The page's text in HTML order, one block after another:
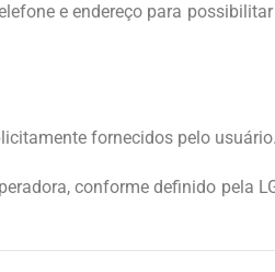
e endereço para
fornecidos pelo usuário.
conforme definido pela